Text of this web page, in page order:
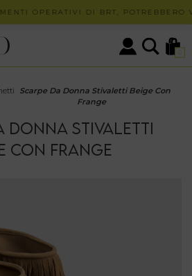
OPERATIVI DI BRT, POTREBBERO
0
Scarpe Da Donna Stivaletti Beige Con
Frange
DONNA STIVALETTI
CON FRANGE